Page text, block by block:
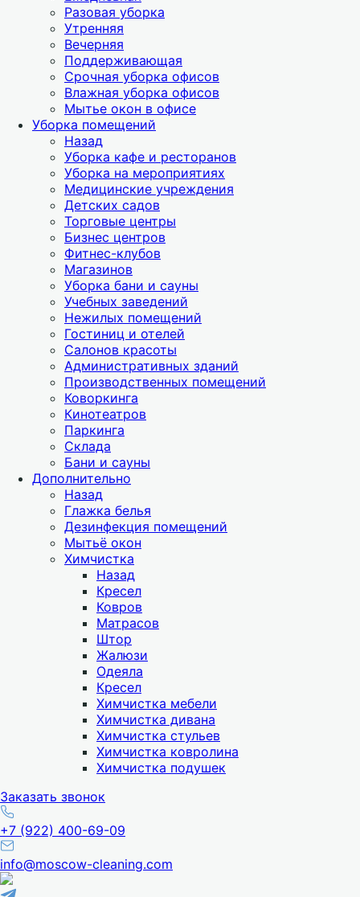
Разовая уборка
Утренняя
Вечерняя
Поддерживающая
Срочная уборка офисов
Влажная уборка офисов
Мытье окон в офисе
Уборка помещений
Назад
Уборка кафе и ресторанов
Уборка на мероприятиях
Медицинские учреждения
Детских садов
Торговые центры
Бизнес центров
Фитнес-клубов
Магазинов
Уборка бани и сауны
Учебных заведений
Нежилых помещений
Гостиниц и отелей
Салонов красоты
Административных зданий
Производственных помещений
Коворкинга
Кинотеатров
Паркинга
Склада
Бани и сауны
Дополнительно
Назад
Глажка белья
Дезинфекция помещений
Мытьё окон
Химчистка
Назад
Кресел
Ковров
Матрасов
Штор
Жалюзи
Одеяла
Кресел
Химчистка мебели
Химчистка дивана
Химчистка стульев
Химчистка ковролина
Химчистка подушек
Заказать звонок
+7 (922) 400-69-09
info@moscow-cleaning.com